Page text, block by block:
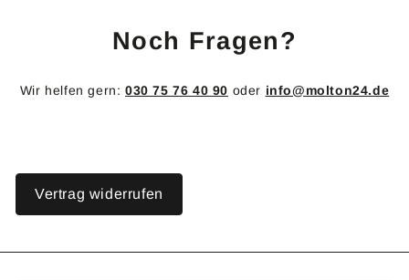
Noch Fragen?
Wir helfen gern: 030 75 76 40 90 oder info@molton24.de
Vertrag widerrufen